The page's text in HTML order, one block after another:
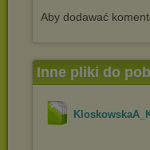
Aby dodawać
Inne pliki do